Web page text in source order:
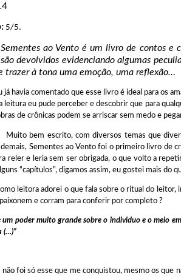
5/5.
Sementes ao Vento é um livro de contos e
devolvidos evidenciando algumas
trazer à tona uma emoção, uma reflexão…
comentado que esse livro é ideal para os
leitura eu pude perceber e descobrir que para
de crônicas podem se arriscar sem medo e
escrito, com diversos temas que
demais, Sementes ao Vento foi o primeiro livro de
reler e leria sem ser obrigada, o que volto a
“capítulos”, digamos assim, eu gostei mais do
adorei o que fala sobre o ritual do leitor, irei
e corram para conferir por completo ?
um poder muito grande sobre o individuo e o meio
(…)”
não foi só esse que me conquistou, mesmo os que